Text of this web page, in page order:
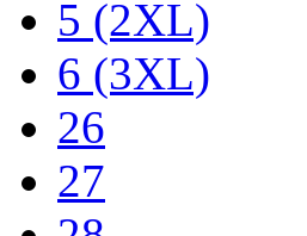
5 (2XL)
6 (3XL)
26
27